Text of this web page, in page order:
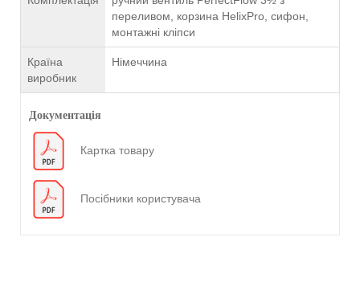
переливом, корзина HelixPro, сифон,
монтажні кліпси
Країна
виробник
Німеччина
Документація
Картка товару
Посібники користувача